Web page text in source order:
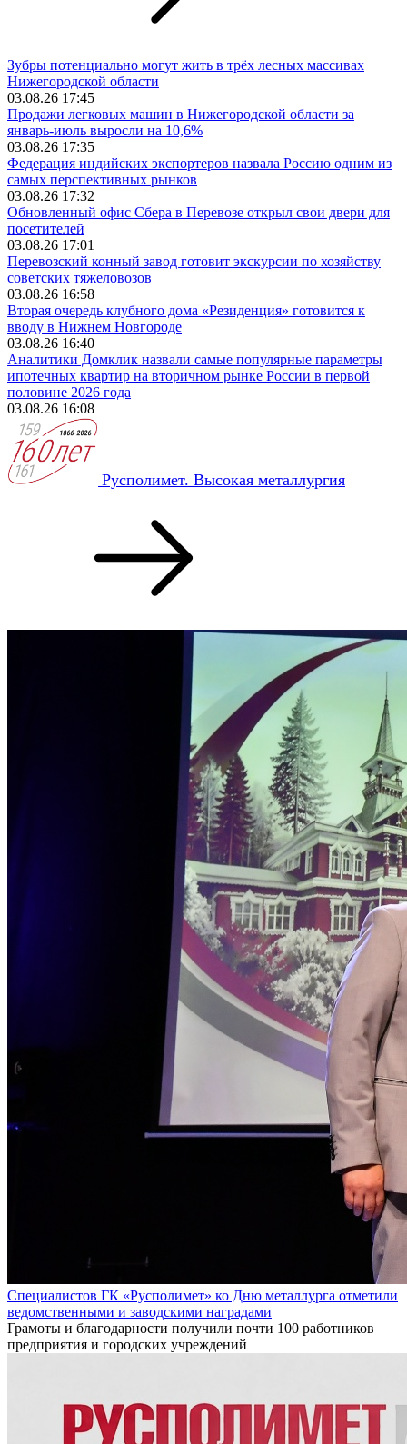
Зубры потенциально могут жить в трёх лесных массивах
Нижегородской области
03.08.26 17:45
Продажи легковых машин в Нижегородской области за
январь-июль выросли на 10,6%
03.08.26 17:35
Федерация индийских экспортеров назвала Россию одним из
самых перспективных рынков
03.08.26 17:32
Обновленный офис Сбера в Перевозе открыл свои двери для
посетителей
03.08.26 17:01
Перевозский конный завод готовит экскурсии по хозяйству
советских тяжеловозов
03.08.26 16:58
Вторая очередь клубного дома «Резиденция» готовится к
вводу в Нижнем Новгороде
03.08.26 16:40
Аналитики Домклик назвали самые популярные параметры
ипотечных квартир на вторичном рынке России в первой
половине 2026 года
03.08.26 16:08
Русполимет. Высокая металлургия
Специалистов ГК «Русполимет» ко Дню металлурга отметили
ведомственными и заводскими наградами
Грамоты и благодарности получили почти 100 работников
предприятия и городских учреждений